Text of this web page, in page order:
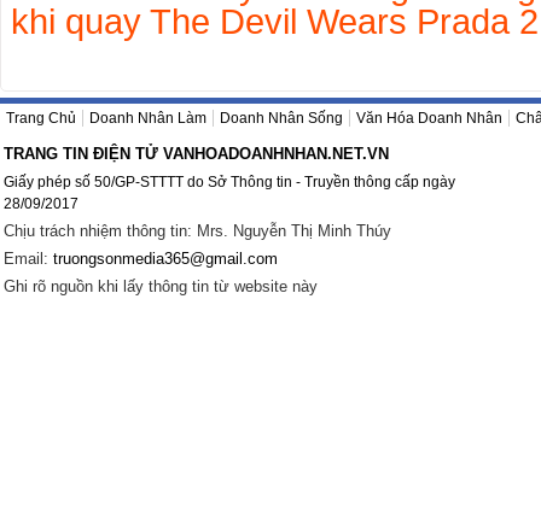
khi quay The Devil Wears Prada 2
Trang Chủ Doanh Nhân Làm Doanh Nhân Sống Văn Hóa Doanh Nhân
TRANG TIN ĐIỆN TỬ VANHOADOANHNHAN.NET.VN
Giấy phép số 50/GP-STTTT do Sở Thông tin - Truyền thông cấp ngày
28/09/2017
Chịu trách nhiệm thông tin: Mrs. Nguyễn Thị Minh Thúy
Email: truongsonmedia365@gmail.com
Ghi rõ nguồn khi lấy thông tin từ website này